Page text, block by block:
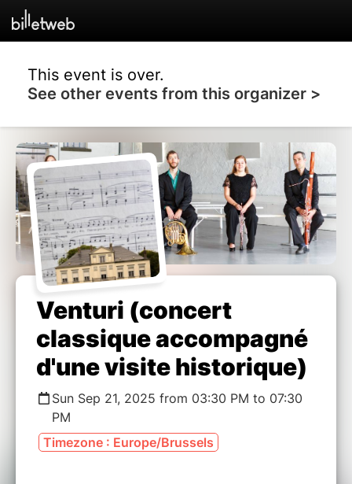
This event is over.
See other events from this organizer >
Venturi (concert
classique accompagné
d'une visite historique)
Sun Sep 21, 2025 from 03:30 PM to 07:30
PM
Timezone : Europe/Brussels